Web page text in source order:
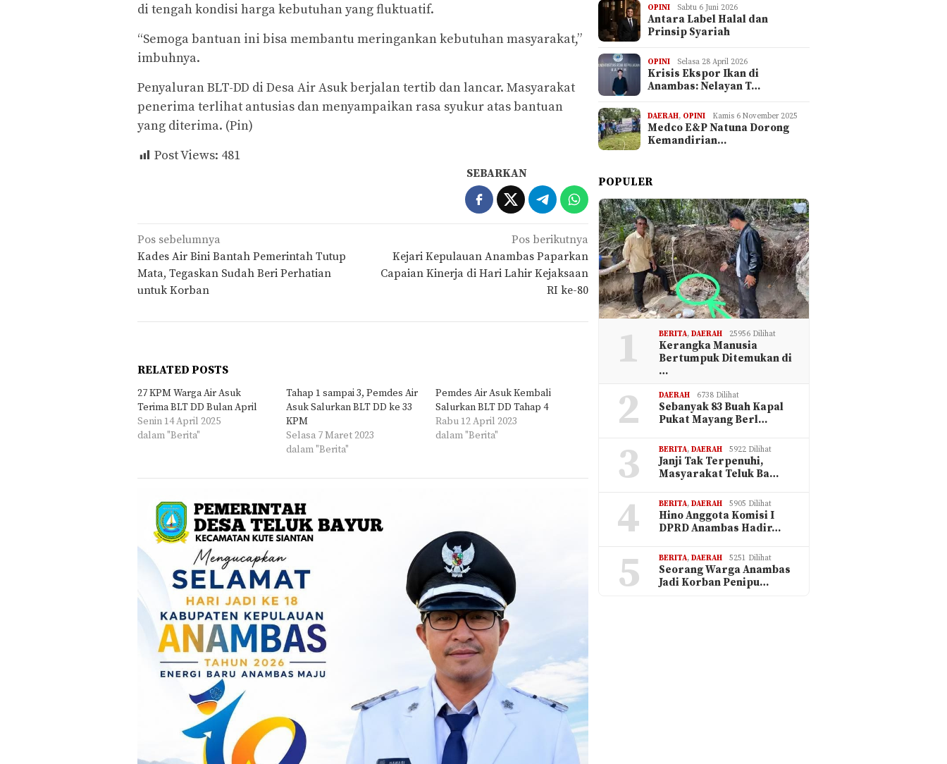
di tengah kondisi harga kebutuhan yang fluktuatif.
“Semoga bantuan ini bisa membantu meringankan kebutuhan masyarakat,”
imbuhnya.
Penyaluran BLT-DD di Desa Air Asuk berjalan tertib dan lancar. Masyarakat
penerima terlihat antusias dan menyampaikan rasa syukur atas bantuan
yang diterima. (Pin)
Post Views: 481
SEBARKAN
Navigasi
pos
Pos sebelumnya
Kades Air Bini Bantah Pemerintah Tutup
Mata, Tegaskan Sudah Beri Perhatian
untuk Korban
Pos berikutnya
Kejari Kepulauan Anambas Paparkan
Capaian Kinerja di Hari Lahir Kejaksaan
RI ke-80
RELATED POSTS
27 KPM Warga Air Asuk
Terima BLT DD Bulan April
Senin 14 April 2025
dalam "Berita"
Tahap 1 sampai 3, Pemdes Air
Asuk Salurkan BLT DD ke 33
KPM
Selasa 7 Maret 2023
dalam "Berita"
Pemdes Air Asuk Kembali
Salurkan BLT DD Tahap 4
Rabu 12 April 2023
dalam "Berita"
OPINI Sabtu 6 Juni 2026
Antara Label Halal dan
Prinsip Syariah
OPINI Selasa 28 April 2026
Krisis Ekspor Ikan di
Anambas: Nelayan T…
DAERAH, OPINI Kamis 6 November 2025
Medco E&P Natuna Dorong
Kemandirian…
POPULER
1 BERITA,DAERAH 25956 Dilihat
Kerangka Manusia
Bertumpuk Ditemukan di
…
2 DAERAH 6738 Dilihat
Sebanyak 83 Buah Kapal
Pukat Mayang Berl…
3 BERITA,DAERAH 5922 Dilihat
Janji Tak Terpenuhi,
Masyarakat Teluk Ba…
4 BERITA,DAERAH 5905 Dilihat
Hino Anggota Komisi I
DPRD Anambas Hadir…
5 BERITA,DAERAH 5251 Dilihat
Seorang Warga Anambas
Jadi Korban Penipu…